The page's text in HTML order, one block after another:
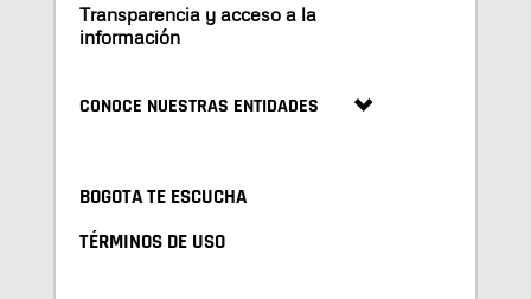
Transparencia y acceso a la
información
CONOCE NUESTRAS ENTIDADES
BOGOTA TE ESCUCHA
TÉRMINOS DE USO